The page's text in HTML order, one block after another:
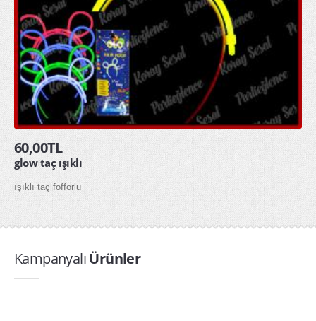
60,00TL
glow taç ışıklı
ışıklı taç fofforlu
KampanyalıÜrünler